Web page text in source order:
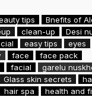
tips
Bnefits of
clean-up
Desi
easy tips
eyes
face
face pack
facial
garelu
Glass skin secrets
hair spa
health and